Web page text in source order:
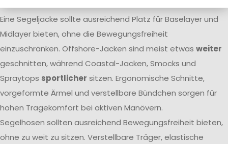
Eine Segeljacke sollte ausreichend Platz für Baselayer und
Midlayer bieten, ohne die Bewegungsfreiheit
einzuschränken. Offshore-Jacken sind meist etwas weiter
geschnitten, während Coastal-Jacken, Smocks und
Spraytops sportlicher sitzen. Ergonomische Schnitte,
vorgeformte Ärmel und verstellbare Bündchen sorgen für
hohen Tragekomfort bei aktiven Manövern.
Segelhosen sollten ausreichend Bewegungsfreiheit bieten,
ohne zu weit zu sitzen. Verstellbare Träger, elastische